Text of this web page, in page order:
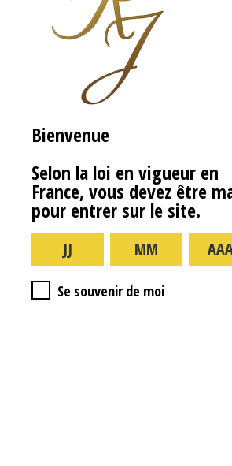
Bienvenue
Selon la loi en vigueur en
France, vous devez être
pour entrer sur le site.
Se souvenir de moi